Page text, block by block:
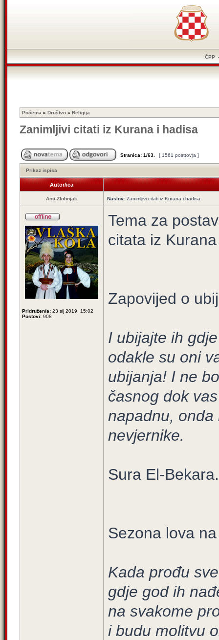
ČPP
Početna » Društvo » Religija
Zanimljivi citati iz Kurana i hadisa
Stranica: 1/63 [ 1561 post(ov)a ]
Prikaz ispisa
Autor/ica
Anti-Zlobnjak Naslov: Zanimljivi citati iz Kurana i hadisa
Pridružen/a: 23 sij 2019, 15:02
Postovi: 908
Tema za
citata iz
Zapovijed o
I ubijajte ih
odakle su oni
ubijanja! I ne
časnog dok
napadnu, onda
nevjernike.
Sura El-
Sezona lova
Kada prođu
gdje god ih
na svakome
i budu molitvu